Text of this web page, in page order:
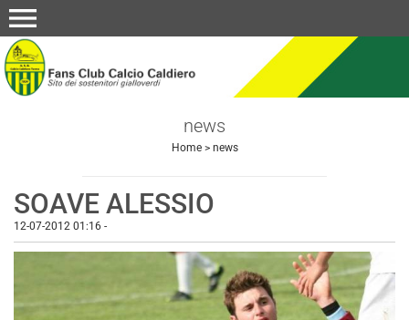
menu
news
Home> news
SOAVE ALESSIO
12-07-2012 01:16 -